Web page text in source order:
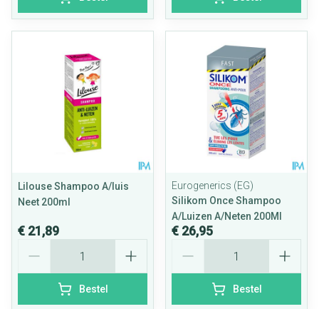
Lilouse Shampoo A/luis
Neet 200ml
€ 21,89
Bestel
Eurogenerics (EG)
Silikom Once Shampoo
A/Luizen A/Neten 200Ml
€ 26,95
Bestel